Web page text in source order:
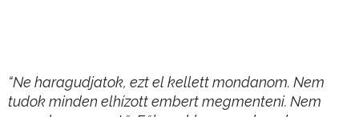
“Ne haragudjatok, ezt el kellett mondanom. Nem
tudok minden elhízott embert megmenteni. Nem